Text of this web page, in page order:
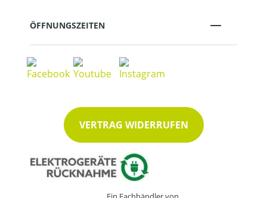
ÖFFNUNGSZEITEN
VERTRAG WIDERRUFEN